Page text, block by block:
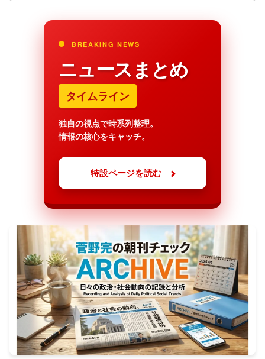
BREAKING NEWS
ニュースまとめ
タイムライン
独自の視点で時系列整理。
情報の核心をキャッチ。
特設ページを読む